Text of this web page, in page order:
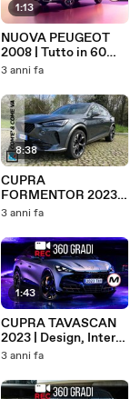
1:13
NUOVA PEUGEOT
2008 | Tutto in 60
secondi
3 anni fa
8:38
CUPRA
FORMENTOR 2023 |
Com'è & Come va
3 anni fa
1:43
CUPRA TAVASCAN
2023 | Design, Interni
e Guida del SUV
Cupra
3 anni fa